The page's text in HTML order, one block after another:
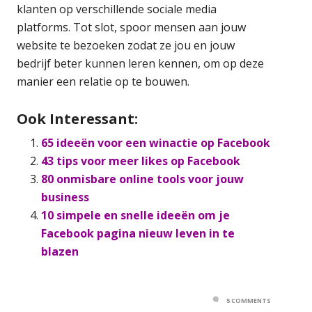
klanten op verschillende sociale media
platforms. Tot slot, spoor mensen aan jouw
website te bezoeken zodat ze jou en jouw
bedrijf beter kunnen leren kennen, om op deze
manier een relatie op te bouwen.
Ook Interessant:
65 ideeën voor een winactie op Facebook
43 tips voor meer likes op Facebook
80 onmisbare online tools voor jouw
business
10 simpele en snelle ideeën om je
Facebook pagina nieuw leven in te
blazen
5 COMMENTS